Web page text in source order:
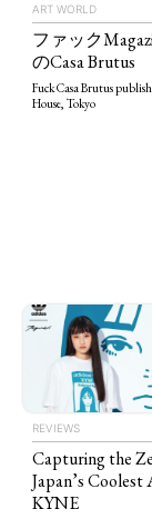
ART WORLD
ART WORLD
ファック
のCasa Brutus
Fuck Casa Brutus
House, Tokyo
REVIEWS
Capturing the
Japan’s
KYNE